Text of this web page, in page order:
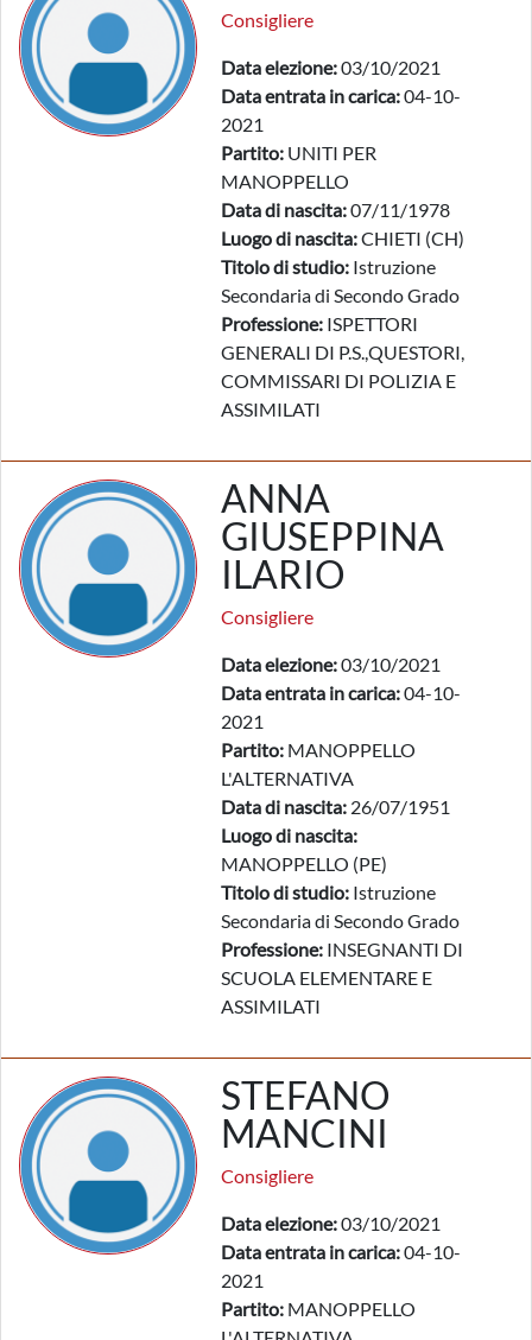
Consigliere
Data elezione:03/10/2021
Data entrata in carica:04-10-
2021
Partito: UNITI PER
MANOPPELLO
Data di nascita:07/11/1978
Luogo di nascita:CHIETI (CH)
Titolo di studio: Istruzione
Secondaria di Secondo Grado
Professione: ISPETTORI
GENERALI DI P.S.,QUESTORI,
COMMISSARI DI POLIZIA E
ASSIMILATI
ANNA
GIUSEPPINA
ILARIO
Consigliere
Data elezione:03/10/2021
Data entrata in carica:04-10-
2021
Partito: MANOPPELLO
L'ALTERNATIVA
Data di nascita: 26/07/1951
Luogo di nascita:
MANOPPELLO (PE)
Titolo di studio: Istruzione
Secondaria di Secondo Grado
Professione: INSEGNANTI DI
SCUOLA ELEMENTARE E
ASSIMILATI
STEFANO
MANCINI
Consigliere
Data elezione:03/10/2021
Data entrata in carica:04-10-
2021
Partito: MANOPPELLO